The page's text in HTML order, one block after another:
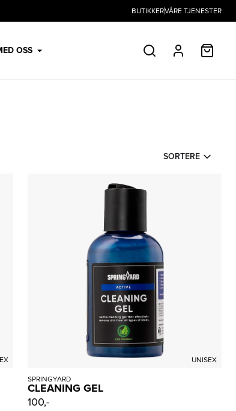
BUTIKKERVÅRE TJENESTER
OSS SØK PROFIL
SORTERE
UNISEX
SPRINGYARD
CLEANING GEL
100,-